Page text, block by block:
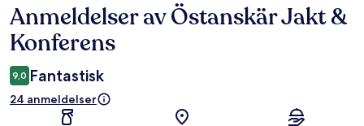
Anmeldelser
Anmeldelser av Östanskär Jakt &
Konferens
9,0 Fantastisk
24 anmeldelser